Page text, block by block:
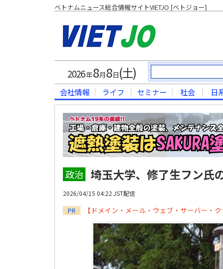
ベトナムニュース総合情報サイトVIETJO [ベトジョー]
2026年8月8日(土)
会社情報 ライフ セミナー 社会 日
政治 埼玉大学、修了生フン氏
2026/04/15 04:22 JST配信
PR 【ドメイン・メール・ウェブ・サーバー・